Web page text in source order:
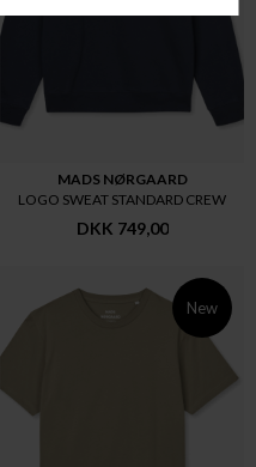
MADS NØRGAARD
LOGO SWEAT STANDARD CREW
DKK 749,00
New